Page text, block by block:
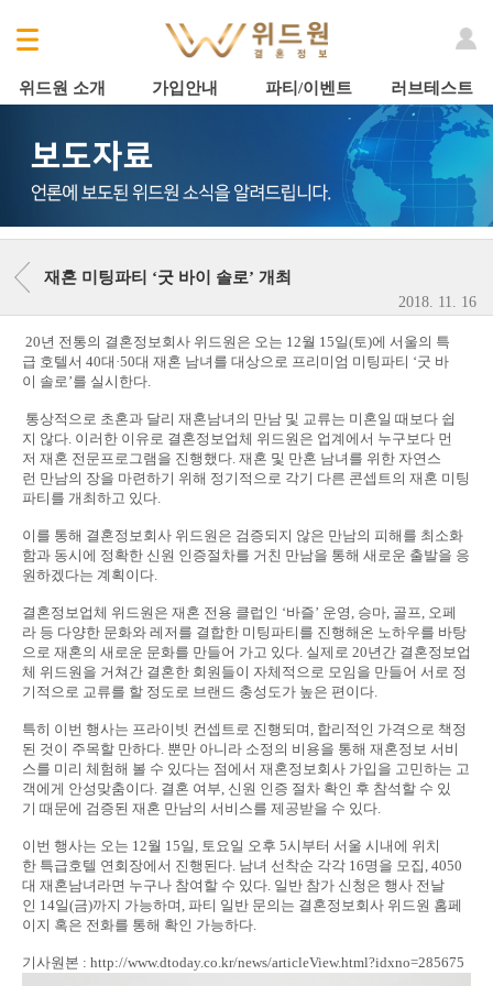
위드원 소개 가입안내 파티/이벤트 러브테스트
재혼 미팅파티 ‘굿 바이 솔로’ 개최
2018. 11. 16
20년 전통의 결혼정보회사 위드원은 오는 12월 15일(토)에 서울의 특
급 호텔서 40대·50대 재혼 남녀를 대상으로 프리미엄 미팅파티 ‘굿 바
이 솔로’를 실시한다.
통상적으로 초혼과 달리 재혼남녀의 만남 및 교류는 미혼일 때보다 쉽
지 않다. 이러한 이유로 결혼정보업체 위드원은 업계에서 누구보다 먼
저 재혼 전문프로그램을 진행했다. 재혼 및 만혼 남녀를 위한 자연스
런 만남의 장을 마련하기 위해 정기적으로 각기 다른 콘셉트의 재혼 미팅
파티를 개최하고 있다.
이를 통해 결혼정보회사 위드원은 검증되지 않은 만남의 피해를 최소화
함과 동시에 정확한 신원 인증절차를 거친 만남을 통해 새로운 출발을 응
원하겠다는 계획이다.
결혼정보업체 위드원은 재혼 전용 클럽인 ‘바즐’ 운영, 승마, 골프, 오페
라 등 다양한 문화와 레저를 결합한 미팅파티를 진행해온 노하우를 바탕
으로 재혼의 새로운 문화를 만들어 가고 있다. 실제로 20년간 결혼정보업
체 위드원을 거쳐간 결혼한 회원들이 자체적으로 모임을 만들어 서로 정
기적으로 교류를 할 정도로 브랜드 충성도가 높은 편이다.
특히 이번 행사는 프라이빗 컨셉트로 진행되며, 합리적인 가격으로 책정
된 것이 주목할 만하다. 뿐만 아니라 소정의 비용을 통해 재혼정보 서비
스를 미리 체험해 볼 수 있다는 점에서 재혼정보회사 가입을 고민하는 고
객에게 안성맞춤이다. 결혼 여부, 신원 인증 절차 확인 후 참석할 수 있
기 때문에 검증된 재혼 만남의 서비스를 제공받을 수 있다.
이번 행사는 오는 12월 15일, 토요일 오후 5시부터 서울 시내에 위치
한 특급호텔 연회장에서 진행된다. 남녀 선착순 각각 16명을 모집, 4050
대 재혼남녀라면 누구나 참여할 수 있다. 일반 참가 신청은 행사 전날
인 14일(금)까지 가능하며, 파티 일반 문의는 결혼정보회사 위드원 홈페
이지 혹은 전화를 통해 확인 가능하다.
기사원본 : http://www.dtoday.co.kr/news/articleView.html?idxno=285675